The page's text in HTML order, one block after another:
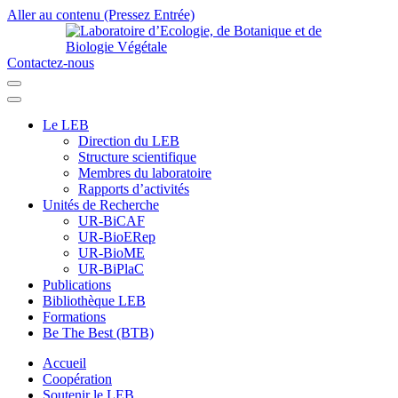
Aller au contenu (Pressez Entrée)
Contactez-nous
Le LEB
Direction du LEB
Structure scientifique
Membres du laboratoire
Rapports d’activités
Unités de Recherche
UR-BiCAF
UR-BioERep
UR-BioME
UR-BiPlaC
Publications
Bibliothèque LEB
Formations
Be The Best (BTB)
Accueil
Coopération
Soutenir le LEB